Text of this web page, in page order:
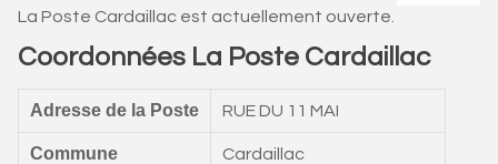
La Poste Cardaillac est actuellement ouverte.
Coordonnées La Poste Cardaillac
Adresse de la Poste RUE DU 11 MAI
Commune Cardaillac